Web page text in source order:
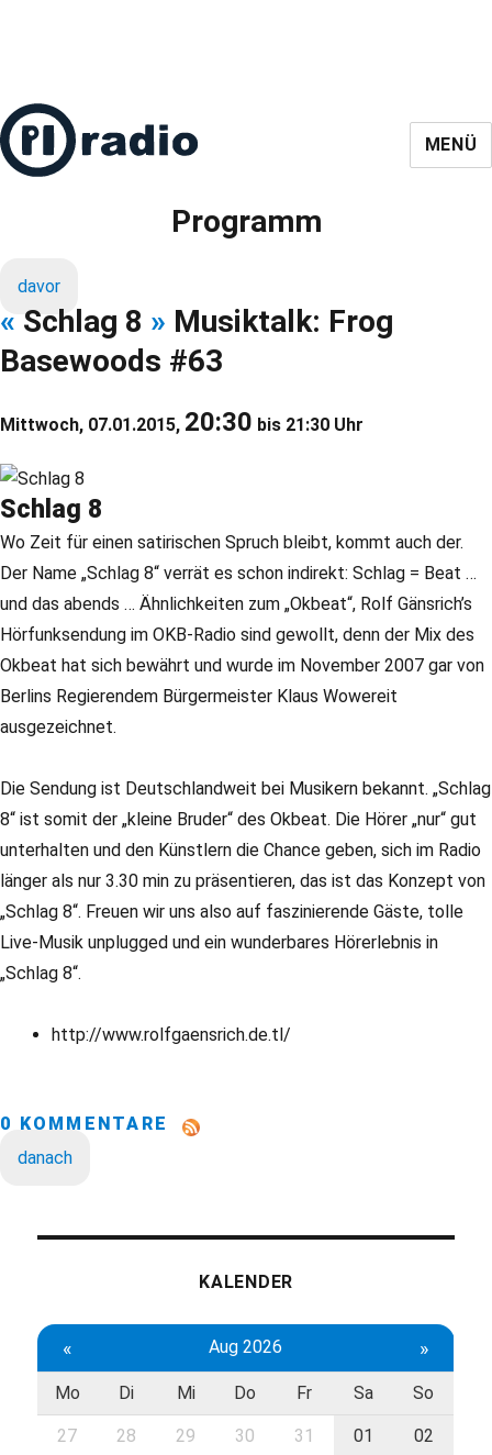
MENÜ
Programm
davor
« Schlag 8 » Musiktalk: Frog
Basewoods #63
Mittwoch, 07.01.2015, 20:30 bis 21:30 Uhr
Schlag 8
Wo Zeit für einen satirischen Spruch bleibt, kommt auch der.
Der Name „Schlag 8“ verrät es schon indirekt: Schlag = Beat …
und das abends … Ähnlichkeiten zum „Okbeat“, Rolf Gänsrich’s
Hörfunksendung im OKB-Radio sind gewollt, denn der Mix des
Okbeat hat sich bewährt und wurde im November 2007 gar von
Berlins Regierendem Bürgermeister Klaus Wowereit
ausgezeichnet.
Die Sendung ist Deutschlandweit bei Musikern bekannt. „Schlag
8“ ist somit der „kleine Bruder“ des Okbeat. Die Hörer „nur“ gut
unterhalten und den Künstlern die Chance geben, sich im Radio
länger als nur 3.30 min zu präsentieren, das ist das Konzept von
„Schlag 8“. Freuen wir uns also auf faszinierende Gäste, tolle
Live-Musik unplugged und ein wunderbares Hörerlebnis in
„Schlag 8“.
http://www.rolfgaensrich.de.tl/
0 KOMMENTARE
danach
KALENDER
« Aug 2026 »
Mo Di Mi Do Fr Sa So
27 28 29 30 31 01 02